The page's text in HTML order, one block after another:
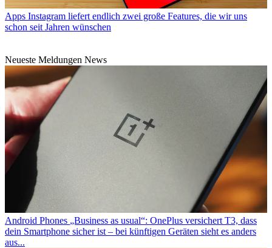
Apps Instagram liefert endlich zwei große Features, die wir uns
schon seit Jahren wünschen
Neueste Meldungen News
Android Phones „Business as usual“: OnePlus versichert T3, dass
dein Smartphone sicher ist – bei künftigen Geräten sieht es anders
aus...